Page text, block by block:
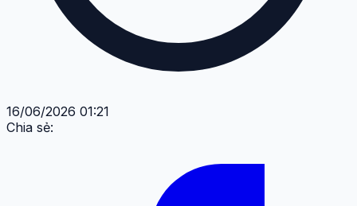
16/06/2026 01:21
Chia sẻ: